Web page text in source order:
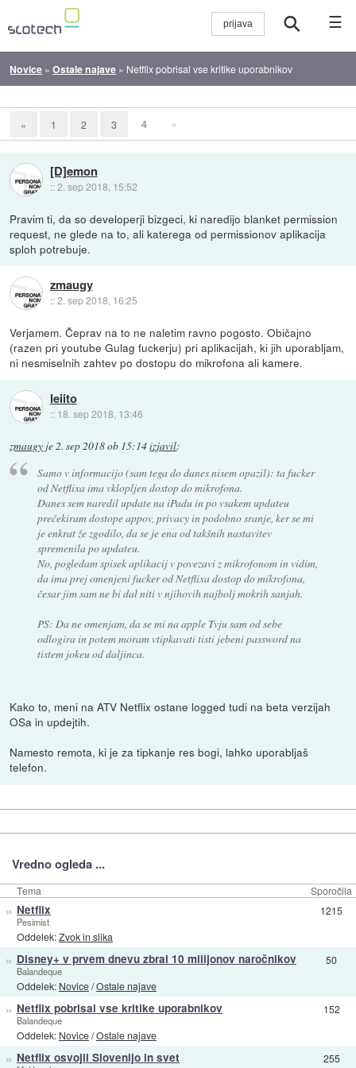
☰
Novice »Ostale najave » Netflix pobrisal vse kritike uporabnikov
« 1 2 3 4 »
[D]emon
::2. sep 2018, 15:52
Pravim ti, da so developerji bizgeci, ki naredijo blanket permission
request, ne glede na to, ali katerega od permissionov aplikacija
sploh potrebuje.
zmaugy
::2. sep 2018, 16:25
Verjamem. Čeprav na to ne naletim ravno pogosto. Običajno
(razen pri youtube Gulag fuckerju) pri aplikacijah, ki jih uporabljam,
ni nesmiselnih zahtev po dostopu do mikrofona ali kamere.
leiito
:: 18. sep 2018, 13:46
zmaugy je2. sep 2018 ob 15:14izjavil:
Samo v informacijo (sam tega do danes nisem opazil): ta fucker
od Netflixa ima vklopljen dostop do mikrofona.
Danes sem naredil update na iPadu in po vsakem updateu
prečekiram dostope appov, privacy in podobno sranje, ker se mi
je enkrat že zgodilo, da se je ena od takšnih nastavitev
spremenila po updateu.
No, pogledam spisek aplikacij v povezavi z mikrofonom in vidim,
da ima prej omenjeni fucker od Netflixa dostop do mikrofona,
česar jim sam ne bi dal niti v njihovih najbolj mokrih sanjah.
PS: Da ne omenjam, da se mi na apple Tvju sam od sebe
odlogira in potem moram vtipkavati tisti jebeni password na
tistem jokeu od daljinca.
Kako to, meni na ATV Netflix ostane logged tudi na beta verzijah
OSa in updejtih.
Namesto remota, ki je za tipkanje res bogi, lahko uporabljaš
telefon.
Vredno ogleda ...
Tema Sporočila
» Netflix
Pesimist
Oddelek:Zvok in slika
1215
» Disney+ v prvem dnevu zbral 10 milijonov naročnikov
Balandeque
Oddelek: Novice/Ostale najave
50
» Netflix pobrisal vse kritike uporabnikov
Balandeque
Oddelek: Novice/Ostale najave
152
» Netflix osvojil Slovenijo in svet 255